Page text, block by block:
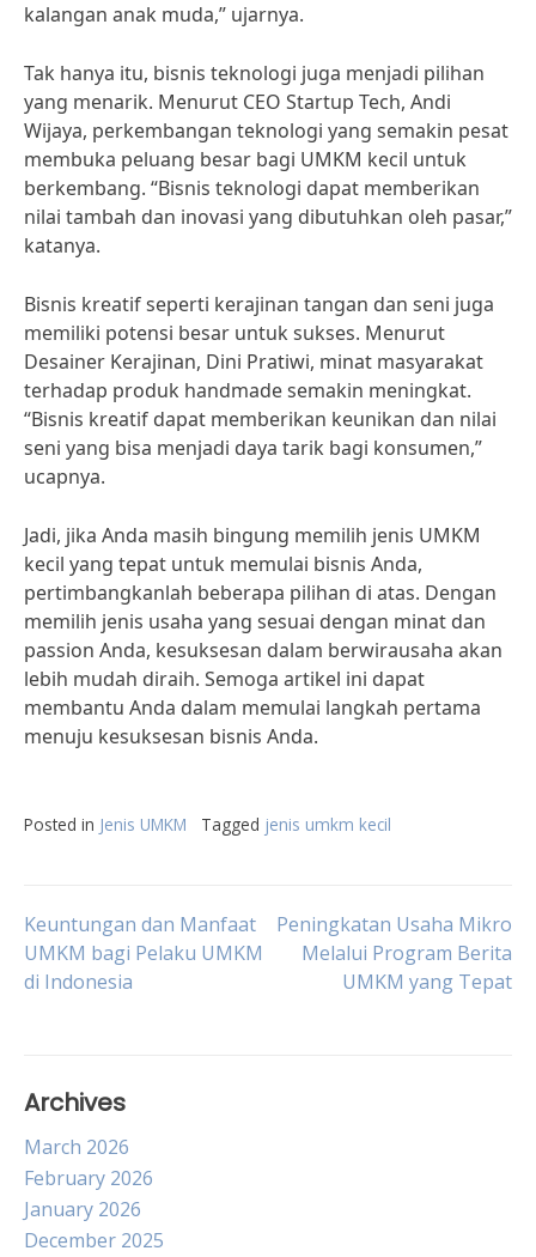
kalangan anak muda,” ujarnya.
Tak hanya itu, bisnis teknologi juga menjadi pilihan
yang menarik. Menurut CEO Startup Tech, Andi
Wijaya, perkembangan teknologi yang semakin pesat
membuka peluang besar bagi UMKM kecil untuk
berkembang. “Bisnis teknologi dapat memberikan
nilai tambah dan inovasi yang dibutuhkan oleh pasar,”
katanya.
Bisnis kreatif seperti kerajinan tangan dan seni juga
memiliki potensi besar untuk sukses. Menurut
Desainer Kerajinan, Dini Pratiwi, minat masyarakat
terhadap produk handmade semakin meningkat.
“Bisnis kreatif dapat memberikan keunikan dan nilai
seni yang bisa menjadi daya tarik bagi konsumen,”
ucapnya.
Jadi, jika Anda masih bingung memilih jenis UMKM
kecil yang tepat untuk memulai bisnis Anda,
pertimbangkanlah beberapa pilihan di atas. Dengan
memilih jenis usaha yang sesuai dengan minat dan
passion Anda, kesuksesan dalam berwirausaha akan
lebih mudah diraih. Semoga artikel ini dapat
membantu Anda dalam memulai langkah pertama
menuju kesuksesan bisnis Anda.
Posted in Jenis UMKM Tagged jenis umkm kecil
Post
navigation
Keuntungan dan Manfaat
UMKM bagi Pelaku UMKM
di Indonesia
Peningkatan Usaha Mikro
Melalui Program Berita
UMKM yang Tepat
Archives
March 2026
February 2026
January 2026
December 2025